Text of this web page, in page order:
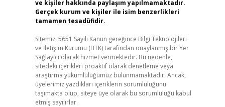
ve kişiler hakkında paylaşım yapılmamaktadır.
Gerçek kurum ve kişiler ile isim benzerlikleri
tamamen tesadüfidir.
Sitemiz, 5651 Sayılı Kanun gereğince Bilgi Teknolojileri
ve İletişim Kurumu (BTK) tarafından onaylanmış bir Yer
Sağlayıcı olarak hizmet vermektedir. Bu nedenle,
sitedeki içerikleri proaktif olarak denetleme veya
araştırma yükümlülüğümüz bulunmamaktadır. Ancak,
üyelerimiz yazdıkları içeriklerin sorumluluğunu
taşımakta olup, siteye üye olarak bu sorumluluğu kabul
etmiş sayılırlar.